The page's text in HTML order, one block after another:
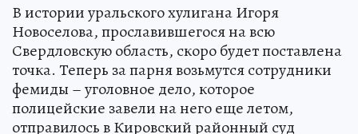
В истории уральского хулигана Игоря
Новоселова, прославившегося на всю
Свердловскую область, скоро будет поставлена
точка. Теперь за парня возьмутся сотрудники
фемиды – уголовное дело, которое
полицейские завели на него еще летом,
отправилось в Кировский районный суд